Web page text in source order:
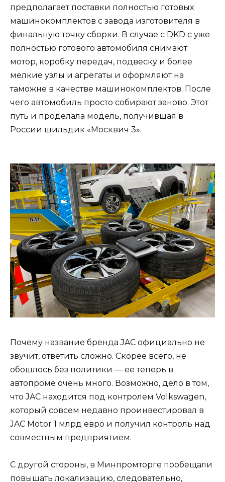
предполагает поставки полностью готовых
машинокомплектов с завода изготовителя в
финальную точку сборки. В случае с DKD с уже
полностью готового автомобиля снимают
мотор, коробку передач, подвеску и более
мелкие узлы и агрегаты и оформляют на
таможне в качестве машинокомплектов. После
чего автомобиль просто собирают заново. Этот
путь и проделала модель, получившая в
России шильдик «Москвич 3».
Почему название бренда JAC официально не
звучит, ответить сложно. Скорее всего, не
обошлось без политики — ее теперь в
автопроме очень много. Возможно, дело в том,
что JAC находится под контролем Volkswagen,
который совсем недавно проинвестировал в
JAC Motor 1 млрд евро и получил контроль над
совместным предприятием.
С другой стороны, в Минпромторге пообещали
повышать локализацию, следовательно,